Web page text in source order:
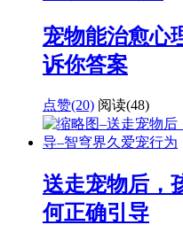
宠物能治愈心
诉你答案
点赞(20) 阅读(48)
送走宠物后，
何正确引导